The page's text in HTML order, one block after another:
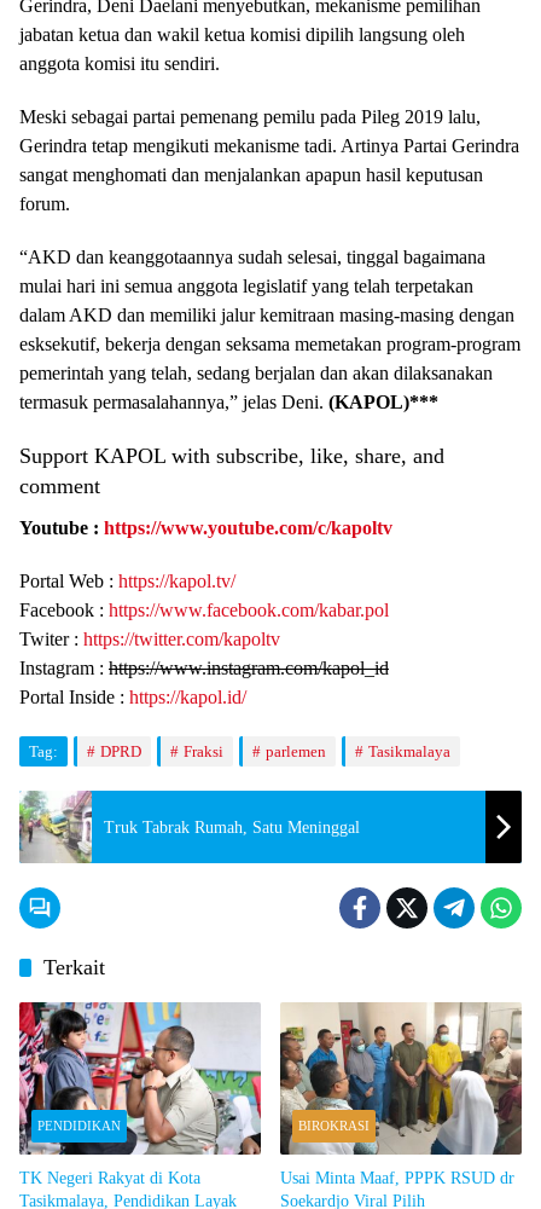
Gerindra, Deni Daelani menyebutkan, mekanisme pemilihan
jabatan ketua dan wakil ketua komisi dipilih langsung oleh
anggota komisi itu sendiri.
Meski sebagai partai pemenang pemilu pada Pileg 2019 lalu,
Gerindra tetap mengikuti mekanisme tadi. Artinya Partai Gerindra
sangat menghomati dan menjalankan apapun hasil keputusan
forum.
“AKD dan keanggotaannya sudah selesai, tinggal bagaimana
mulai hari ini semua anggota legislatif yang telah terpetakan
dalam AKD dan memiliki jalur kemitraan masing-masing dengan
esksekutif, bekerja dengan seksama memetakan program-program
pemerintah yang telah, sedang berjalan dan akan dilaksanakan
termasuk permasalahannya,” jelas Deni. (KAPOL)***
Support KAPOL with subscribe, like, share, and
comment
Youtube : https://www.youtube.com/c/kapoltv
Portal Web : https://kapol.tv/
Facebook : https://www.facebook.com/kabar.pol
Twiter : https://twitter.com/kapoltv
Instagram : https://www.instagram.com/kapol_id
Portal Inside : https://kapol.id/
Tag: DPRD Fraksi parlemen Tasikmalaya
Truk Tabrak Rumah, Satu Meninggal
Terkait
PENDIDIKAN
TK Negeri Rakyat di Kota
Tasikmalaya, Pendidikan Layak
BIROKRASI
Usai Minta Maaf, PPPK RSUD dr
Soekardjo Viral Pilih